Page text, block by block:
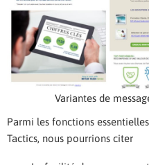
Variantes de
Parmi les fonctions
Tactics, nous pourrions citer